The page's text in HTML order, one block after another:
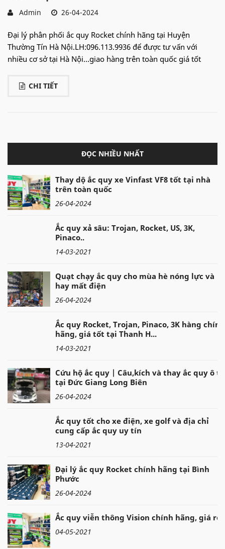
Admin 26-04-2024
Đại lý phân phối ắc quy Rocket chính hãng tại Huyện
Thường Tín Hà Nội.LH:096.113.9936 để được tư vấn với
nhiều cơ sở tại Hà Nội...giao hàng trên toàn quốc giá tốt
CHI TIẾT
ĐỌC NHIỀU NHẤT
Thay dộ ắc quy xe Vinfast VF8 tốt tại nhà
trên toàn quốc
26-04-2024
Ắc quy xả sâu: Trojan, Rocket, US, 3K,
Pinaco..
14-03-2021
Quạt chạy ắc quy cho mùa hè nóng lực và
hay mất điện
26-04-2024
Ắc quy Rocket, Trojan, Pinaco, 3K hàng chính
hãng, giá tốt tại Thanh H...
14-03-2021
Cứu hộ ắc quy | Câu,kích và thay ắc quy ô tô
tại Đức Giang Long Biên
26-04-2024
Ắc quy tốt cho xe điện, xe golf và địa chỉ
cung cấp ắc quy uy tín
13-04-2021
Đại lý ắc quy Rocket chính hãng tại Bình
Phước
26-04-2024
Ắc quy viễn thông Vision chính hãng, giá rẻ
04-05-2021